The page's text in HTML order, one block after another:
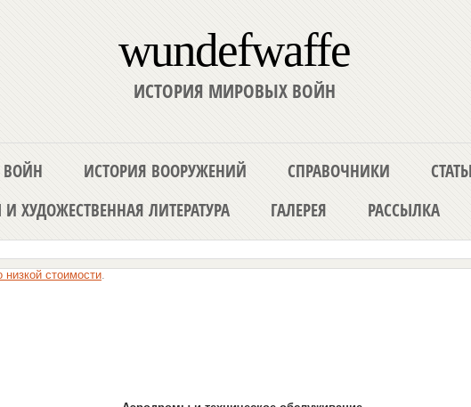
wundefwaffe
ИСТОРИЯ МИРОВЫХ ВОЙН
ИСТОРИЯ ВООРУЖЕНИЙ СПРАВОЧНИКИ
ХУДОЖЕСТВЕННАЯ ЛИТЕРАТУРА
ГАЛЕРЕЯ РАССЫЛКА
низкой стоимости.